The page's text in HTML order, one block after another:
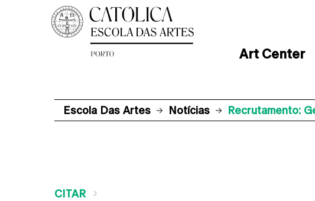
Art Center
Escola Das Artes Notícias Recrutamento:
CITAR